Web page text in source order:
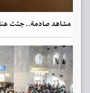
مشاهد صادمة.. جثث